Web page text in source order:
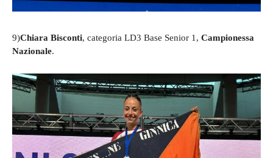
9)Chiara Bisconti, categoria LD3 Base Senior 1, Campionessa
Nazionale.